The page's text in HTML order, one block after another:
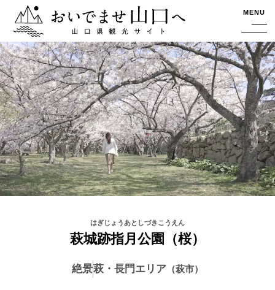
おいでませ山口へー山口県観光サイト MENU
萩城跡指月公園（桜）
絶景萩・長門エリア 萩市